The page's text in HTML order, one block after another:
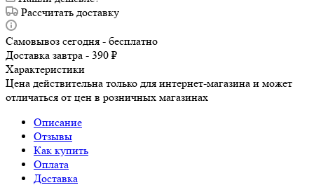
Рассчитать доставку
Самовывоз сегодня - бесплатно
Доставка завтра - 390 ₽
Характеристики
Цена действительна только для интернет-магазина и может
отличаться от цен в розничных магазинах
Описание
Отзывы
Как купить
Оплата
Доставка